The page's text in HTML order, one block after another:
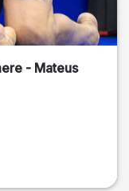
- Mateus